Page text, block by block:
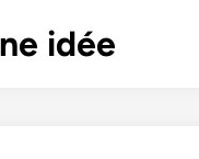
idée